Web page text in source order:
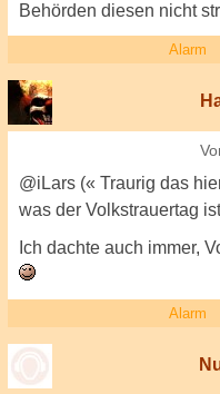
Behörden diesen nicht
Alarm
@iLars (« Traurig das
was der Volkstrauertag
Ich dachte auch immer,
Alarm